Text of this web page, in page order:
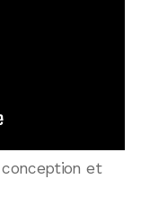
conception et